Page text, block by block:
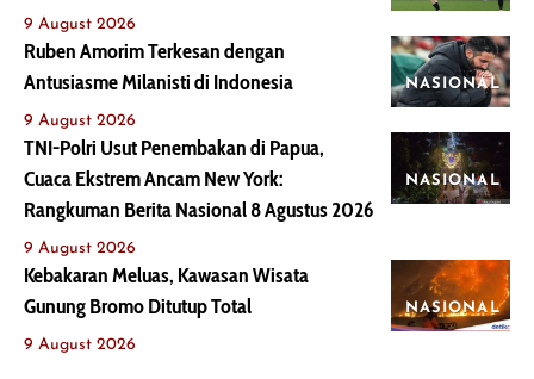
9 August 2026
NASIONAL
Ruben Amorim Terkesan dengan
Antusiasme Milanisti di Indonesia
9 August 2026
NASIONAL
TNI-Polri Usut Penembakan di Papua,
Cuaca Ekstrem Ancam New York:
Rangkuman Berita Nasional 8 Agustus 2026
9 August 2026
NASIONAL
Kebakaran Meluas, Kawasan Wisata
Gunung Bromo Ditutup Total
9 August 2026